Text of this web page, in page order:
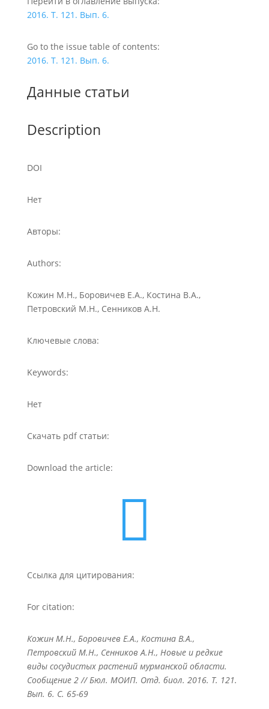
2016. Т. 121. Вып. 6.
Go to the issue table of contents:
2016. Т. 121. Вып. 6.
Данные статьи
Description
DOI
Нет
Авторы:
Authors:
Кожин М.Н., Боровичев Е.А., Костина В.А.,
Петровский М.Н., Сенников А.Н.
Ключевые слова:
Keywords:
Нет
Скачать pdf статьи:
Download the article:

Ссылка для цитирования:
For citation:
Кожин М.Н., Боровичев Е.А., Костина В.А.,
Петровский М.Н., Сенников А.Н., Новые и редкие
виды сосудистых растений мурманской области.
Сообщение 2 // Бюл. МОИП. Отд. биол. 2016. Т. 121.
Вып. 6. С. 65-69